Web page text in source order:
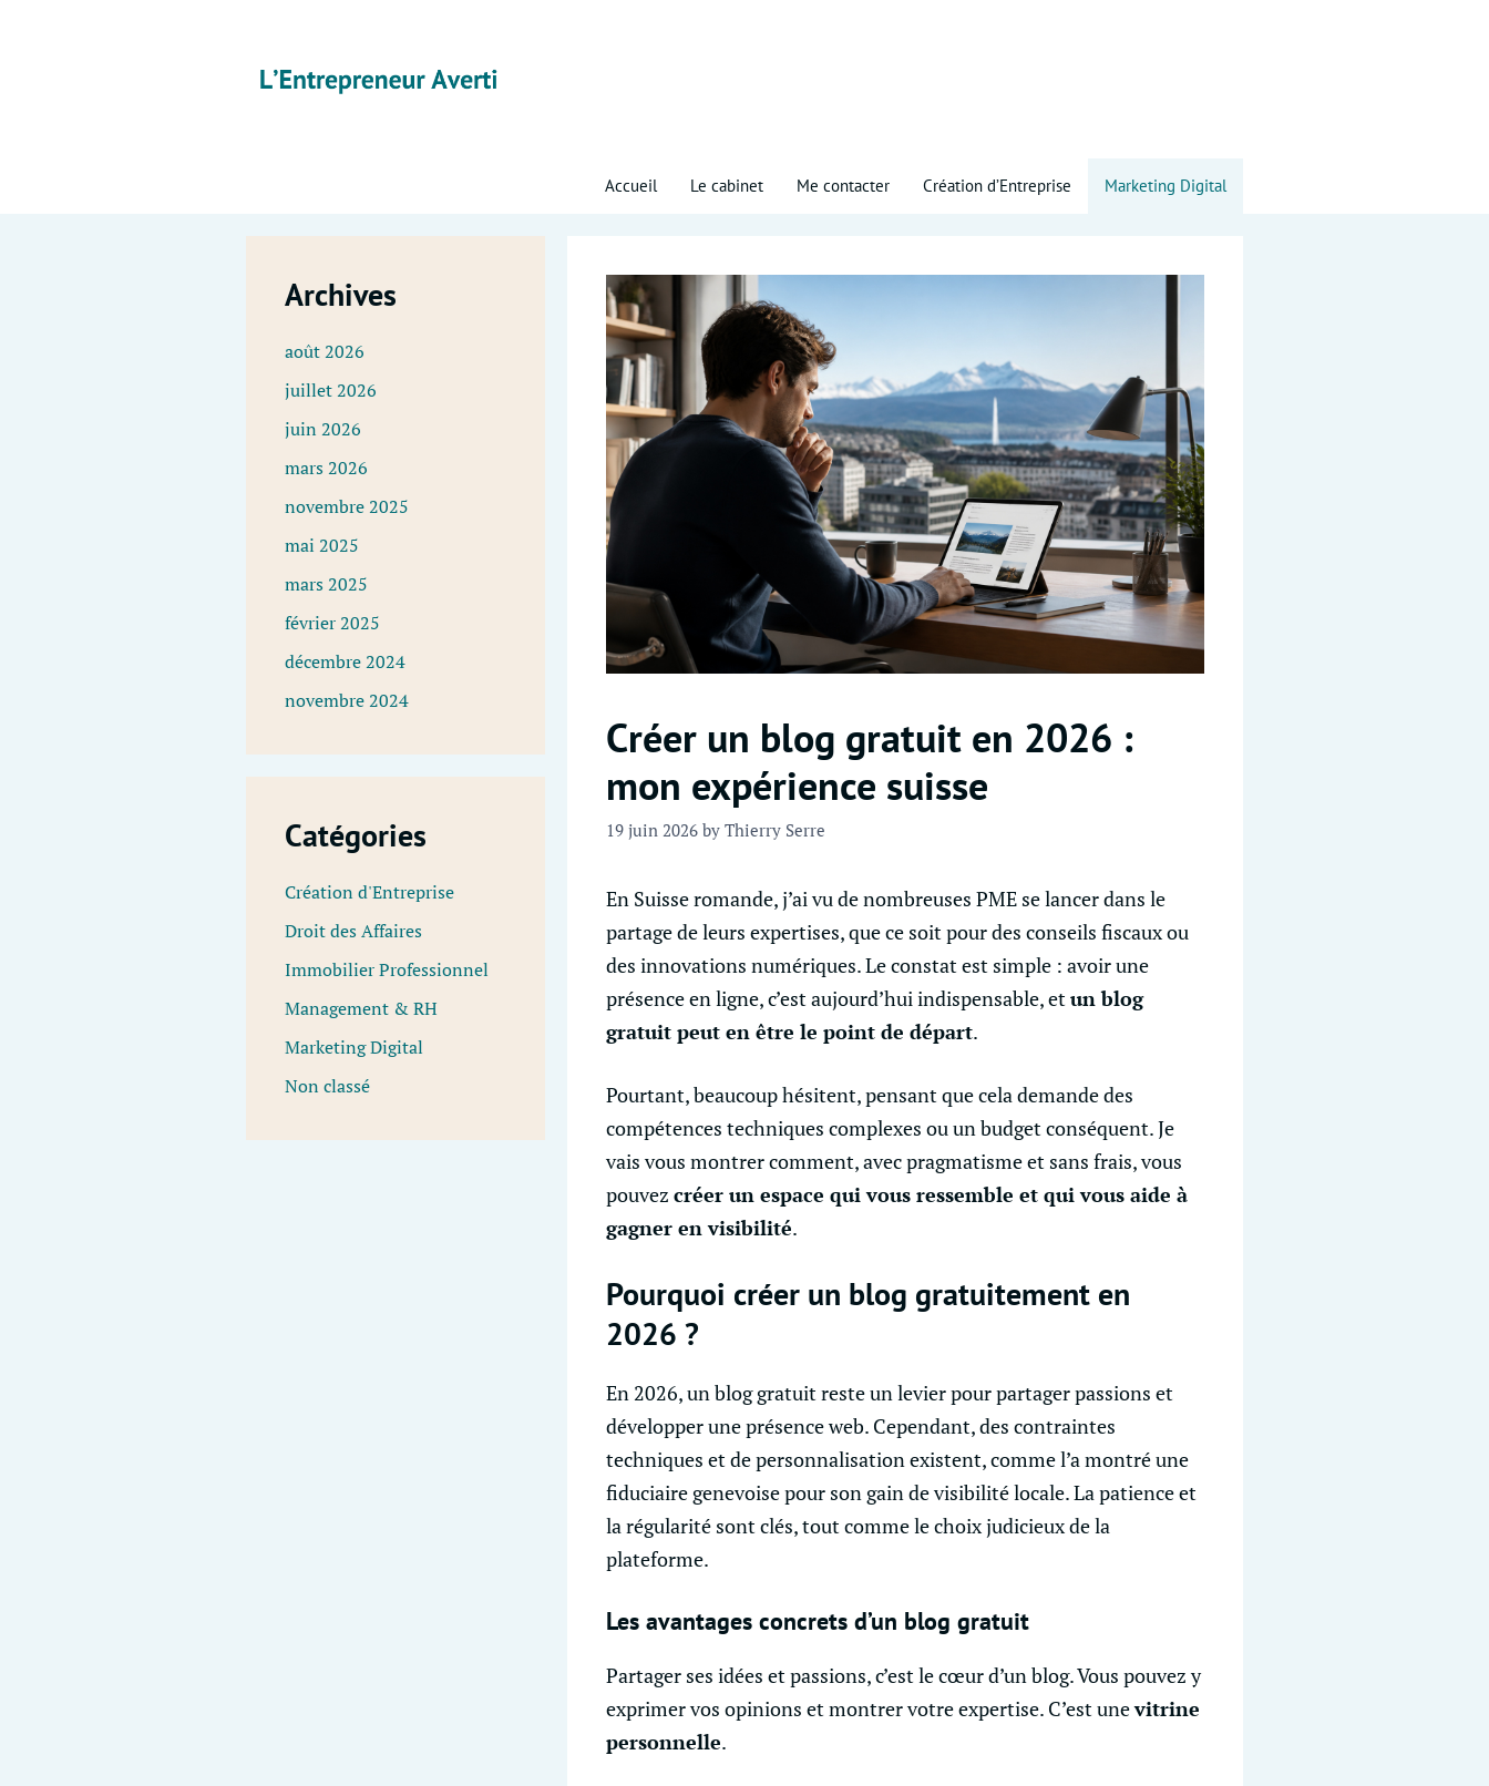
Accueil Le cabinet Me contacter Création d’Entreprise Marketing Digital
Créer un blog gratuit en 2026 :
mon expérience suisse
19 juin 2026 by Thierry Serre
En Suisse romande, j’ai vu de nombreuses PME se lancer dans le
partage de leurs expertises, que ce soit pour des conseils fiscaux ou
des innovations numériques. Le constat est simple : avoir une
présence en ligne, c’est aujourd’hui indispensable, etun blog
gratuit peut en être le point de départ.
Pourtant, beaucoup hésitent, pensant que cela demande des
compétences techniques complexes ou un budget conséquent. Je
vais vous montrer comment, avec pragmatisme et sans frais, vous
pouvez créer un espace qui vous ressemble et qui vous aide à
gagner en visibilité.
Pourquoi créer un blog gratuitement en
2026 ?
En 2026, un blog gratuit reste un levier pour partager passions et
développer une présence web. Cependant, des contraintes
techniques et de personnalisation existent, comme l’a montré une
fiduciaire genevoise pour son gain de visibilité locale. La patience et
la régularité sont clés, tout comme le choix judicieux de la
plateforme.
Les avantages concrets d’un blog gratuit
Partager ses idées et passions, c’est le cœur d’un blog. Vous pouvez y
exprimer vos opinions et montrer votre expertise. C’est unevitrine
personnelle.
Archives
août 2026
juillet 2026
juin 2026
mars 2026
novembre 2025
mai 2025
mars 2025
février 2025
décembre 2024
novembre 2024
Catégories
Création d'Entreprise
Droit des Affaires
Immobilier Professionnel
Management & RH
Marketing Digital
Non classé